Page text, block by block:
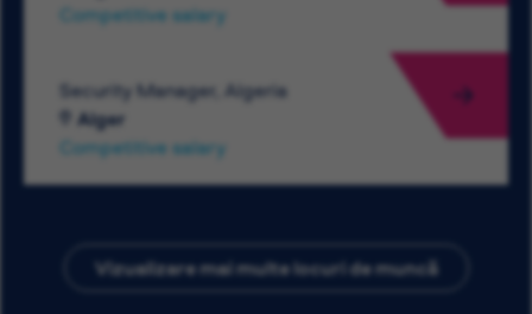
Competitive salary
Security Manager, Algeria
Alger
Competitive salary
Vizualizare mai multe locuri de muncă